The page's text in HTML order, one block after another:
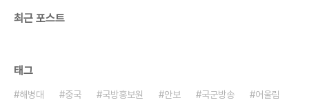
최근 포스트
태그
해병대 중국 국방홍보원 안보 국군방송
어울림